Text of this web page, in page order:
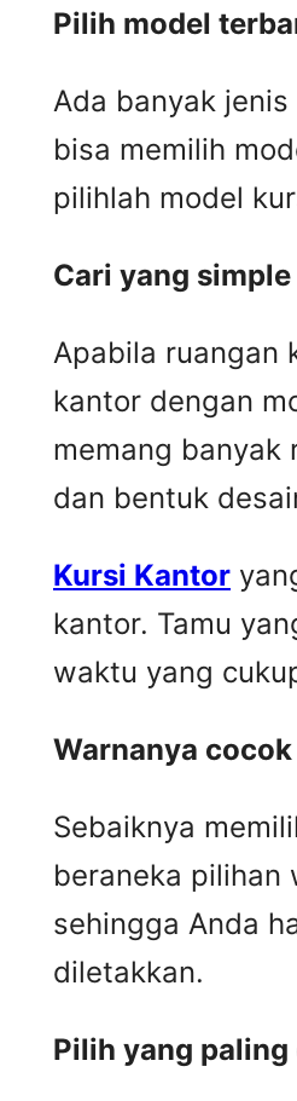
Pilih model
Ada banyak
bisa memilih
pilihlah model
Cari yang
Apabila ruangan
kantor dengan
memang banyak
dan bentuk
Kursi Kantor
kantor. Tamu
waktu yang
Warnanya
Sebaiknya
beraneka pilihan
sehingga Anda
diletakkan.
Pilih yang paling